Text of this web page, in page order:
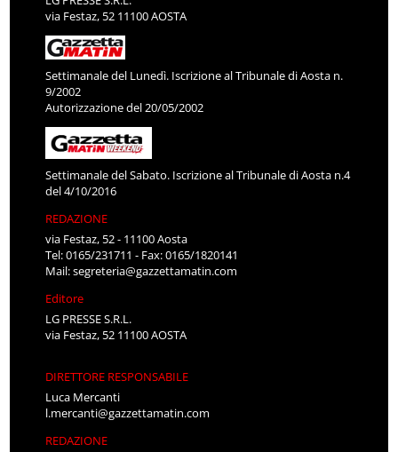
via Festaz, 52 11100 AOSTA
Settimanale del Lunedì. Iscrizione al Tribunale di Aosta n.
9/2002
Autorizzazione del 20/05/2002
Settimanale del Sabato. Iscrizione al Tribunale di Aosta n.4
del 4/10/2016
REDAZIONE
via Festaz, 52 - 11100 Aosta
Tel: 0165/231711 - Fax: 0165/1820141
Mail:segreteria@gazzettamatin.com
Editore
LG PRESSE S.R.L.
via Festaz, 52 11100 AOSTA
DIRETTORE RESPONSABILE
Luca Mercanti
l.mercanti@gazzettamatin.com
REDAZIONE